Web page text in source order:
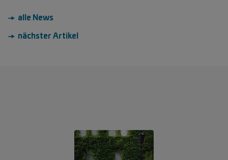
→ alle News
→ nächster Artikel